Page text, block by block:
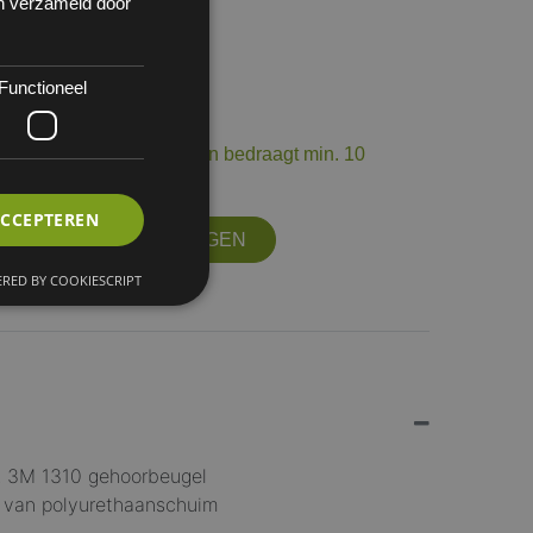
De levertermijn bedraagt min. 10
OFFERTE AANVRAGEN
1310 gehoorbeugel
polyurethaanschuim
Functioneel
BY COOKIESCRIPT